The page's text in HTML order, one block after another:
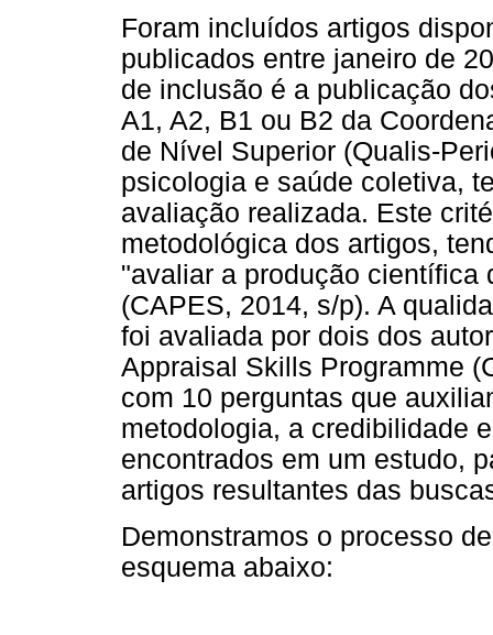
Foram incluídos artigos
publicados entre janeiro de
de inclusão é a publicação
A1, A2, B1 ou B2 da
de Nível Superior (Qualis-
psicologia e saúde coletiva,
avaliação realizada. Este
metodológica dos artigos,
"avaliar a produção científica
(CAPES, 2014, s/p). A
foi avaliada por dois dos
Appraisal Skills Programme
com 10 perguntas que
metodologia, a credibilidade
encontrados em um estudo,
artigos resultantes das
Demonstramos o processo
esquema abaixo: